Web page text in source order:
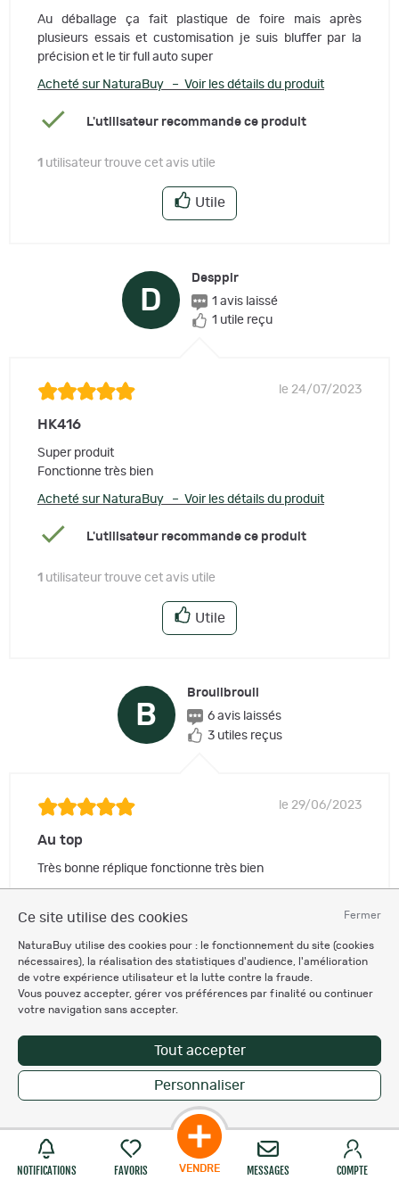
Fermer
Ce site utilise des cookies
NaturaBuy utilise des cookies pour : le fonctionnement du site (cookies
nécessaires), la réalisation des statistiques d'audience, l'amélioration
de votre expérience utilisateur et la lutte contre la fraude.
Vous pouvez accepter, gérer vos préférences par finalité ou continuer
votre navigation sans accepter.
Tout accepter
Personnaliser
NOTIFICATIONS FAVORIS VENDRE MESSAGES COMPTE
Au déballage ça fait plastique de foire mais après
plusieurs essais et customisation je suis bluffer par la
précision et le tir full auto super
Acheté sur NaturaBuy – Voir les détails du produit
L'utilisateur recommande ce produit
1 utilisateur trouve cet avis utile
Utile
D
Desppir
1 avis laissé
1 utile reçu
le 24/07/2023
HK416
Super produit
Fonctionne très bien
Acheté sur NaturaBuy – Voir les détails du produit
L'utilisateur recommande ce produit
1 utilisateur trouve cet avis utile
Utile
B
Brouilbrouil
6 avis laissés
3 utiles reçus
le 29/06/2023
Au top
Très bonne réplique fonctionne très bien
1utilisateur trouve cet avis utile
Vous êtes ici